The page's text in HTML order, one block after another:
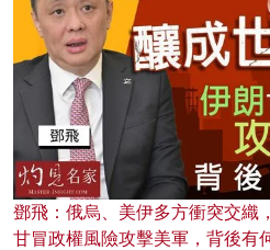
鄧飛：俄烏、美伊多方衝突交織
甘冒政權風險攻擊美軍，背後有